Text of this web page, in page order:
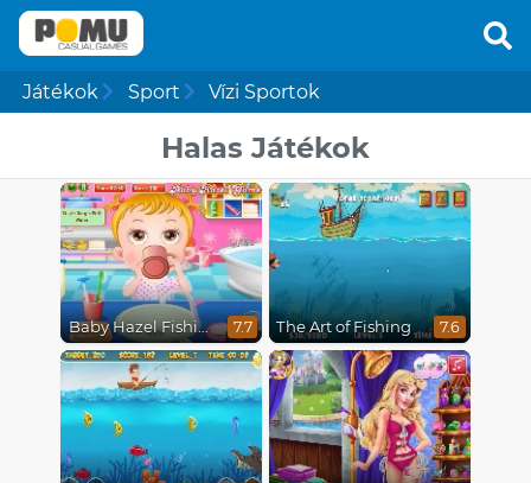
Játékok Sport Vízi Sportok
Halas Játékok
Baby Hazel Fishing Time 7.7 The Art of Fishing 7.6